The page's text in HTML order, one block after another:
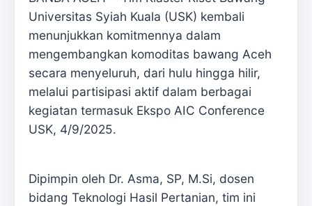
Universitas Syiah Kuala (USK) kembali
menunjukkan komitmennya dalam
mengembangkan komoditas bawang Aceh
secara menyeluruh, dari hulu hingga hilir,
melalui partisipasi aktif dalam berbagai
kegiatan termasuk Ekspo AIC Conference
USK, 4/9/2025.
Dipimpin oleh Dr. Asma, SP, M.Si, dosen
bidang Teknologi Hasil Pertanian, tim ini